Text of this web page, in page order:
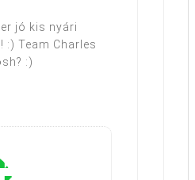
jó kis nyári
:) Team Charles
:)